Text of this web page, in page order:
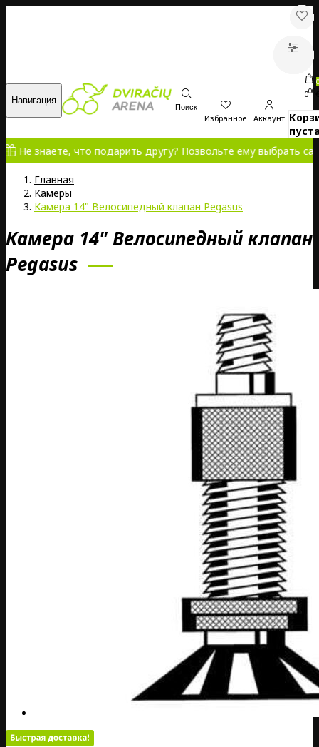
Навигация
Поиск
Избранное Аккаунт
0
000
что подарить другу? Позвольте ему выбрать самому!
Главная
Kамеры
Камера 14" Велосипедный клапан Pegasus
Камера 14" Велосипедный клапан
Pegasus